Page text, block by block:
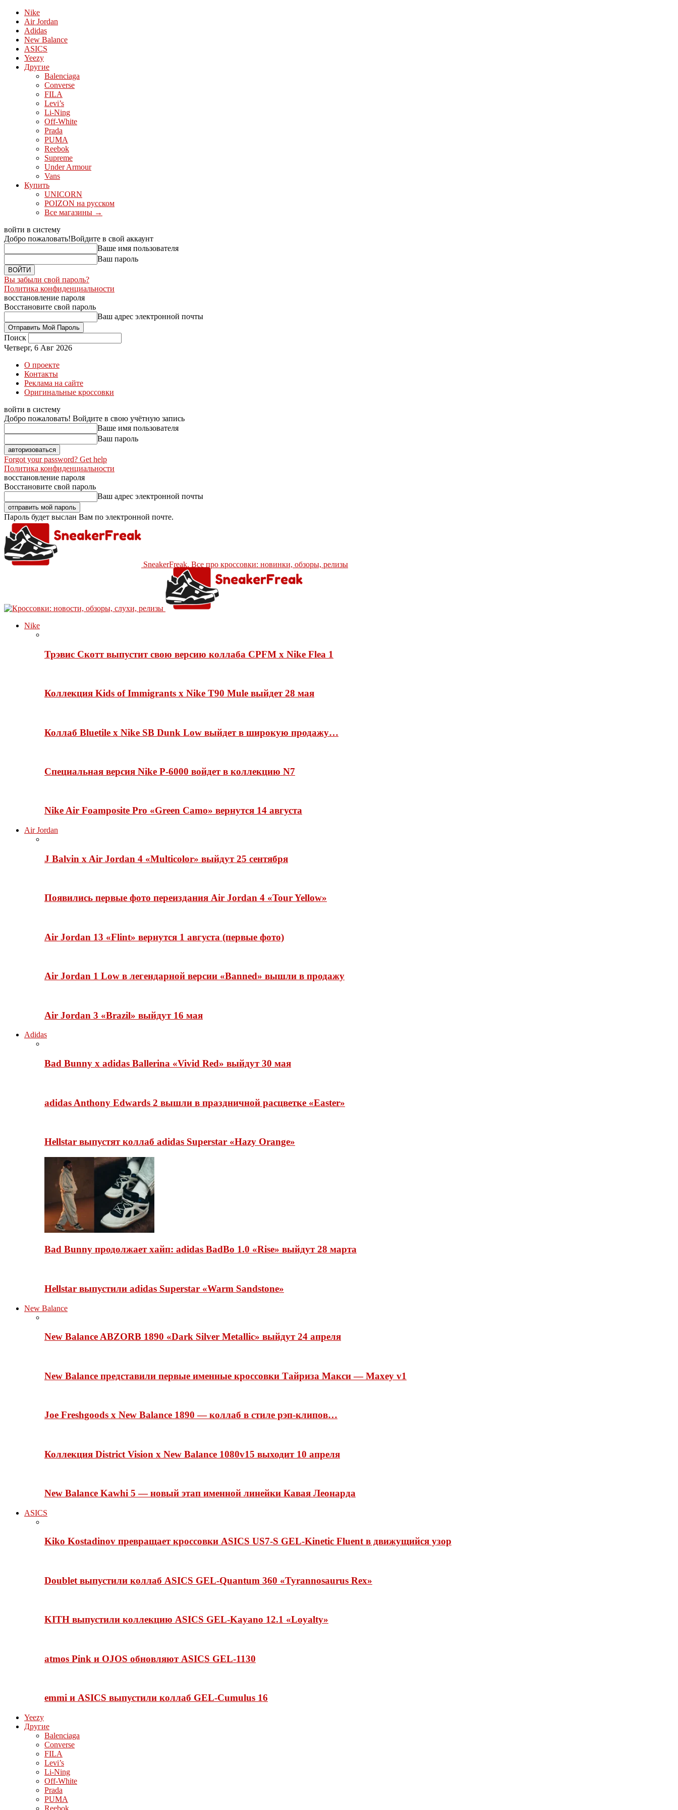
Nike
Air Jordan
Adidas
New Balance
ASICS
Yeezy
Другие
Balenciaga
Converse
FILA
Levi’s
Li-Ning
Off-White
Prada
PUMA
Reebok
Supreme
Under Armour
Vans
Купить
UNICORN
POIZON на русском
Все магазины →
войти в систему
Добро пожаловать!Войдите в свой аккаунт
Ваше имя пользователя
Ваш пароль
Вы забыли свой пароль?
Политика конфиденциальности
восстановление пароля
Восстановите свой пароль
Ваш адрес электронной почты
Поиск
Четверг, 6 Авг 2026
О проекте
Контакты
Реклама на сайте
Оригинальные кроссовки
войти в систему
Добро пожаловать! Войдите в свою учётную запись
Ваше имя пользователя
Ваш пароль
Forgot your password? Get help
Политика конфиденциальности
восстановление пароля
Восстановите свой пароль
Ваш адрес электронной почты
Пароль будет выслан Вам по электронной почте.
SneakerFreak. Все про кроссовки: новинки, обзоры, релизы
Nike
Трэвис Скотт выпустит свою версию коллаба CPFM x Nike Flea 1
Коллекция Kids of Immigrants x Nike T90 Mule выйдет 28 мая
Коллаб Bluetile x Nike SB Dunk Low выйдет в широкую продажу…
Специальная версия Nike P-6000 войдет в коллекцию N7
Nike Air Foamposite Pro «Green Camo» вернутся 14 августа
Air Jordan
J Balvin x Air Jordan 4 «Multicolor» выйдут 25 сентября
Появились первые фото переиздания Air Jordan 4 «Tour Yellow»
Air Jordan 13 «Flint» вернутся 1 августа (первые фото)
Air Jordan 1 Low в легендарной версии «Banned» вышли в продажу
Air Jordan 3 «Brazil» выйдут 16 мая
Adidas
Bad Bunny x adidas Ballerina «Vivid Red» выйдут 30 мая
adidas Anthony Edwards 2 вышли в праздничной расцветке «Easter»
Hellstar выпустят коллаб adidas Superstar «Hazy Orange»
Bad Bunny продолжает хайп: adidas BadBo 1.0 «Rise» выйдут 28 марта
Hellstar выпустили adidas Superstar «Warm Sandstone»
New Balance
New Balance ABZORB 1890 «Dark Silver Metallic» выйдут 24 апреля
New Balance представили первые именные кроссовки Тайриза Макси — Maxey v1
Joe Freshgoods x New Balance 1890 — коллаб в стиле рэп-клипов…
Коллекция District Vision x New Balance 1080v15 выходит 10 апреля
New Balance Kawhi 5 — новый этап именной линейки Кавая Леонарда
ASICS
Kiko Kostadinov превращает кроссовки ASICS US7-S GEL-Kinetic Fluent в движущийся узор
Doublet выпустили коллаб ASICS GEL-Quantum 360 «Tyrannosaurus Rex»
KITH выпустили коллекцию ASICS GEL-Kayano 12.1 «Loyalty»
atmos Pink и OJOS обновляют ASICS GEL-1130
emmi и ASICS выпустили коллаб GEL-Cumulus 16
Yeezy
Другие
Balenciaga
Converse
FILA
Levi’s
Li-Ning
Off-White
Prada
PUMA
Reebok